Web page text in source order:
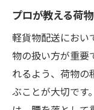
プロが教える荷
軽貨物配送におい
物の扱い方が重要
れるよう、荷物の
ぶことが大切です